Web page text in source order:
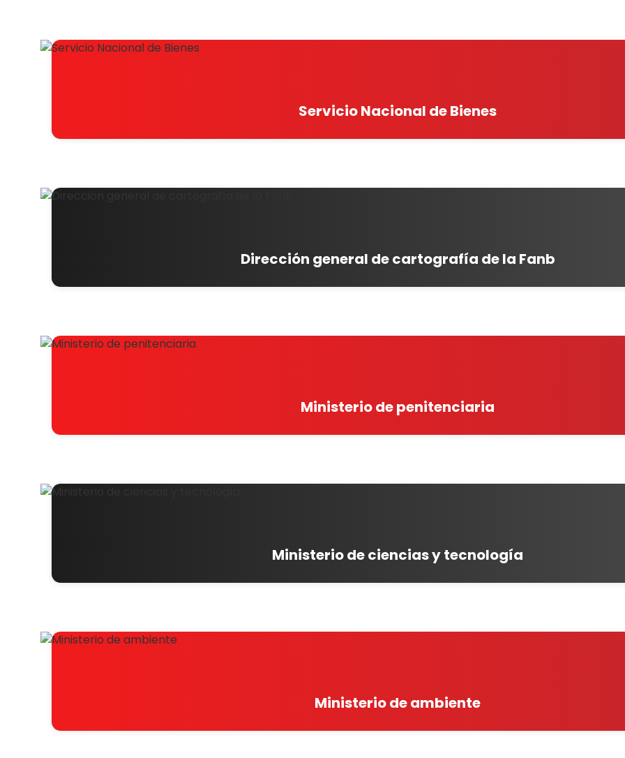
Servicio Nacional de Bienes
Dirección general de cartografía de la Fanb
Ministerio de penitenciaria
Ministerio de ciencias y tecnología
Ministerio de ambiente